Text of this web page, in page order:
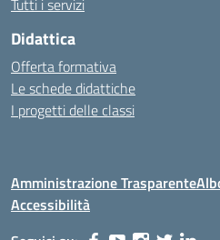
Tutti i servizi
Didattica
Offerta formativa
Le schede didattiche
I progetti delle classi
Amministrazione Trasparente
Accessibilità